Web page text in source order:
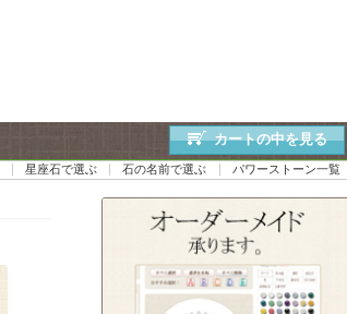
カートの中を見る
星座石で選ぶ 石の名前で選ぶ パワーストーン一覧